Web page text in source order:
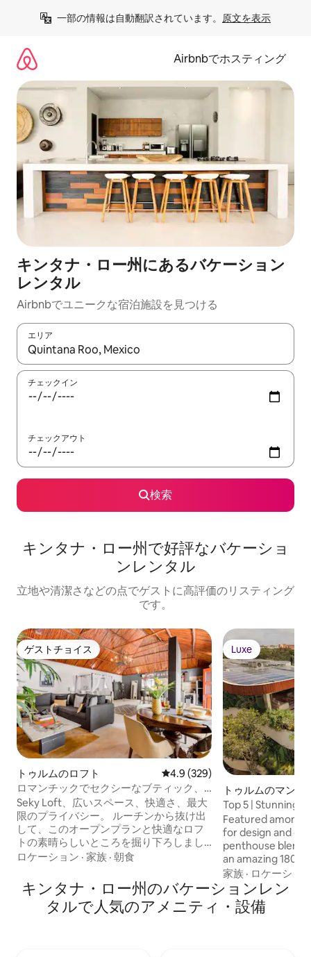
一部の情報は自動翻訳されています。 原文を表示
Airbnbでホスティング
キンタナ・ロー州にあるバケーション
レンタル
Airbnbでユニークな宿泊施設を見つける
エリア
検索結果が表示されたら、上下の矢印キーを使って移動するか
チェックイン
チェックアウト
検索
キンタナ・ロー州で好評なバケーショ
ンレンタル
立地や清潔さなどの点でゲストに高評価のリスティング
です。
ゲストチョイス
ゲストチョイス
トゥルムのロフト レビュー329件、5つ星中4.9つ
4.9 (329)
ロマンチックでセクシーなブティック、
プライベートジャグジー
Seky Loft、広いスペース、快適さ、最大
限のプライバシー。 ルーチンから抜け出
して、このオープンプランと快適なロフ
トの素晴らしいところを掘り下ろしまし
ょう。 外側は居心地の良い家です。内側
クな空間です。 バルコニーのジャグジー
は美味しくてとてもプライベートなディ
テールです。 各チェックイン前に、ヴィ
ロケーション · 家族 · 朝食
Luxe
Luxe
トゥルムのマンシ
ート
Top 5 | Stunning
Concierge
Featured
for design and
penthouse
an amazing 180º
living spaces mix
jungle view,
enchanting vibe.
into the details,
家族 · ロケーショ
キンタナ・ロー州のバケーションレン
タルで人気のアメニティ・設備